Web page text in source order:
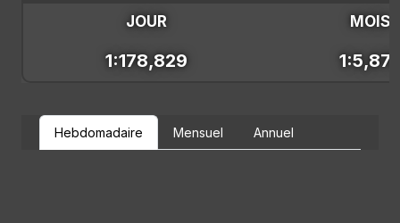
JOUR MOIS
1:178,829
Hebdomadaire Mensuel Annuel